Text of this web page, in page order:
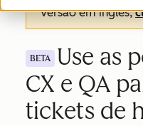
versão em inglês,
BETA
Use as
CX e QA
tickets de